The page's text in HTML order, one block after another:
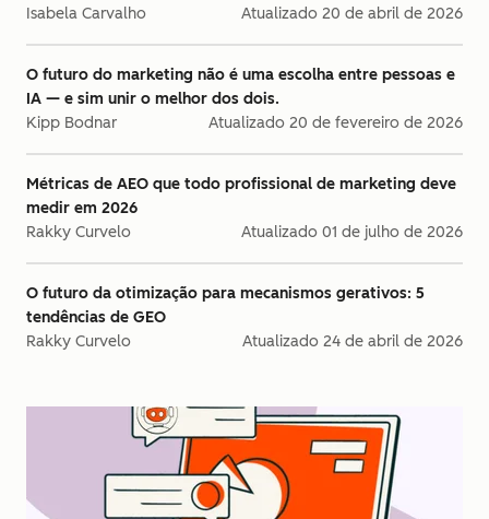
Isabela Carvalho
Atualizado 20 de abril de 2026
O futuro do marketing não é uma escolha entre pessoas e
IA — e sim unir o melhor dos dois.
Kipp Bodnar
Atualizado 20 de fevereiro de 2026
Métricas de AEO que todo profissional de marketing deve
medir em 2026
Rakky Curvelo
Atualizado 01 de julho de 2026
O futuro da otimização para mecanismos gerativos: 5
tendências de GEO
Rakky Curvelo
Atualizado 24 de abril de 2026